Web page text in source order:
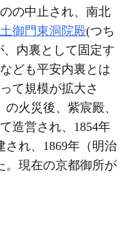
の中止され、南北
土御門東洞院殿(つち
、内裏として固定す
ども平安内裏とは
て規模が拡大さ
火災後、紫宸殿、
造営され、1854年
され、1869年（明治
。現在の京都御所が